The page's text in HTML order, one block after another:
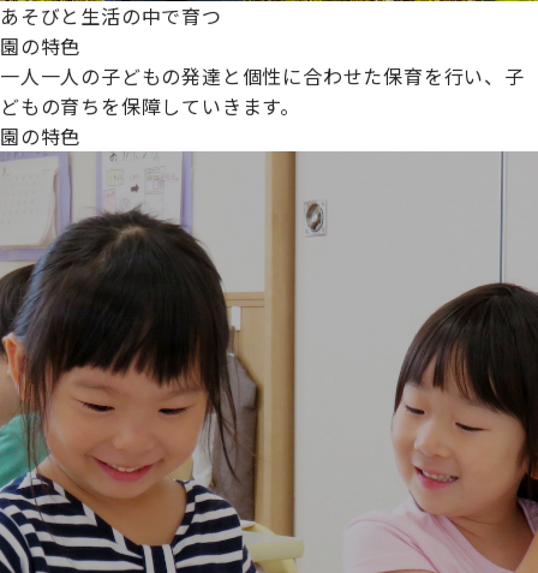
あそびと生活の中で育つ
園の特色
一人一人の子どもの発達と個性に合わせた保育を行い、子
どもの育ちを保障していきます。
園の特色